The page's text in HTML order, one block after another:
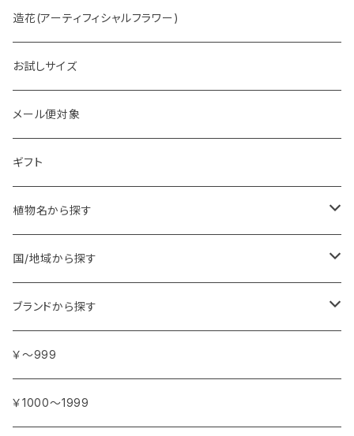
造花(アーティフィシャルフラワー)
お試しサイズ
メール便対象
ギフト
植物名から探す
ア行
アンジェリカ
イランイラン
カ行
ガーデニア (クチナシ)
カカオ
サ行
シダーウッド
タ行
国/地域から探す
ヨーロッパ
フランス
イタリア
アフリカ
ブルキナファソ
アジア
ブランドから探す
アトリエ・ボヌール・ドゥ・ジュール
アンティカ・ドルチェリア・ボナイユート
￥～999
￥1000～1999